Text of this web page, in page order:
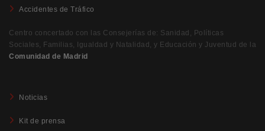
Accidentes de Tráfico
Centro concertado con las Consejerías de: Sanidad, Políticas
Sociales, Familias, Igualdad y Natalidad, y Educación y Juventud de la
Comunidad de Madrid
Noticias
Kit de prensa